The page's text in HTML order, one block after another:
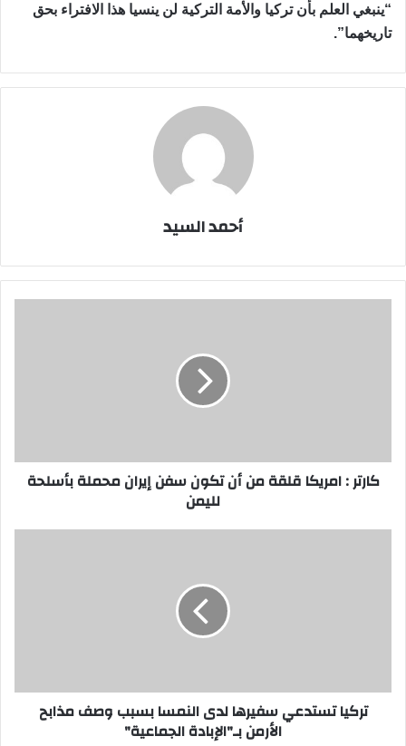
“ينبغي العلم بأن تركيا والأمة التركية لن ينسيا هذا الافتراء بحق
تاريخهما”.
أحمد السيد
إيران
محملة
كارتر : امريكا قلقة من أن تكون سفن إيران محملة بأسلحة
لليمن
الأرمن
بـ"الإبادة
الجماعية"
تركيا تستدعي سفيرها لدى النمسا بسبب وصف مذابح
الأرمن بـ"الإبادة الجماعية"